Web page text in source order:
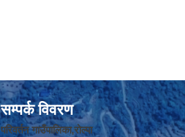
सम्पर्क विवरण
परिवर्तन गाउँपालिका,रोल्पा